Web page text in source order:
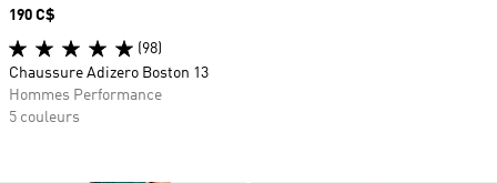
Prix
190 C$
(98)
Chaussure Adizero Boston 13
Hommes Performance
5 couleurs